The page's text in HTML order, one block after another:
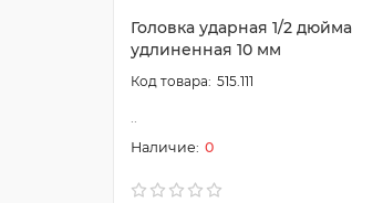
Головка ударная 1/2 дюйма
удлиненная 10 мм
515.111
0